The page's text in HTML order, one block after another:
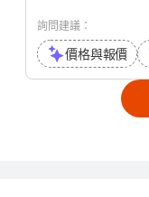
詢問建議：
價格與報價